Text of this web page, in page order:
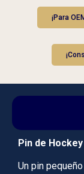
¡Para
Pin de
Un pin